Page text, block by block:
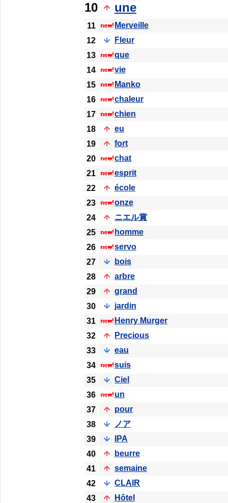
10
une
11
Merveille
12
Fleur
13
que
14
vie
15
Manko
16
chaleur
17
chien
18
eu
19
fort
20
chat
21
esprit
22
école
23
onze
24
ニエル賞
25
homme
26
servo
27
bois
28
arbre
29
grand
30
jardin
31
Henry Murger
32
Precious
33
eau
34
suis
35
Ciel
36
un
37
pour
38
ノア
39
IPA
40
beurre
41
semaine
42
CLAIR
43
Hôtel